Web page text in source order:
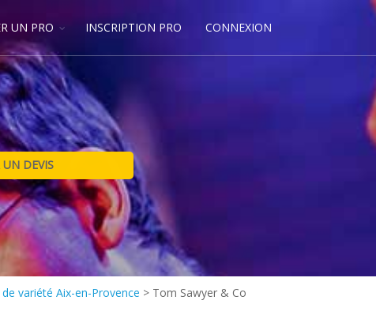
UN PRO INSCRIPTION PRO CONNEXION
variété Aix-en-Provence > Tom Sawyer & Co